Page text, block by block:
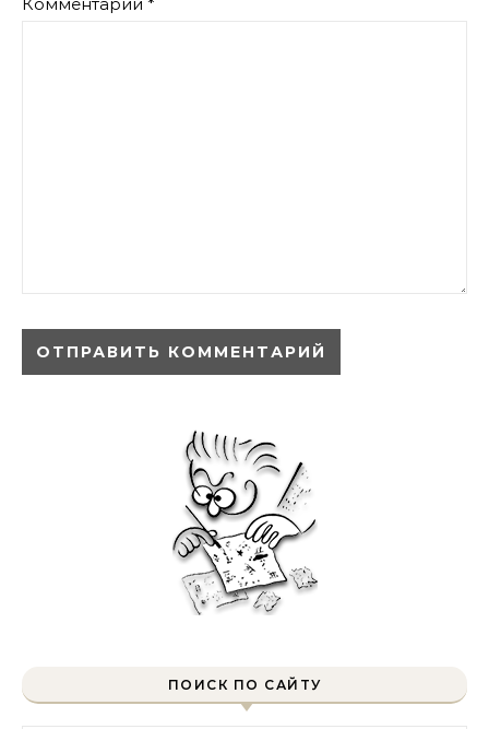
ПОИСК ПО САЙТУ